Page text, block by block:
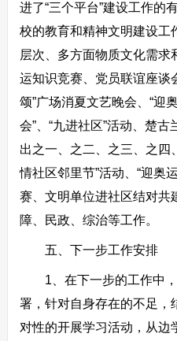
进了“三个平台”建设工作的
校的教育和精神文明建设工
层次、多方面物质文化需求
运知识竞赛、党员联谊座谈
颂”广场消夏文艺晚会、“迎
会”、“九进社区”活动、楚
出之一、之二、之三、之四
情社区邻里节”活动、“迎奥
赛、文明单位进社区结对共
障、民政、综治等工作。
五、下一步工作安排
1、在下一步的工作中，
署，针对自身存在的不足，
对性的开展学习活动，从边